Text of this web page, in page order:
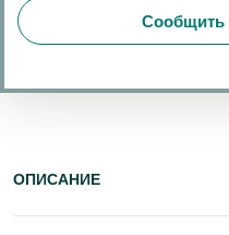
Сообщить
ОПИСАНИЕ